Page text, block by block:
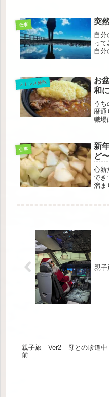
仕事 突
自分
って
自分
ストレス発散
お
和
うち
暦通
職場
仕事
新
ど
心新
でき
溜ま
親
親子旅 Ver2 母との珍道中
前